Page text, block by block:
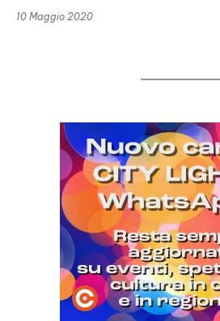
10 Maggio 2020